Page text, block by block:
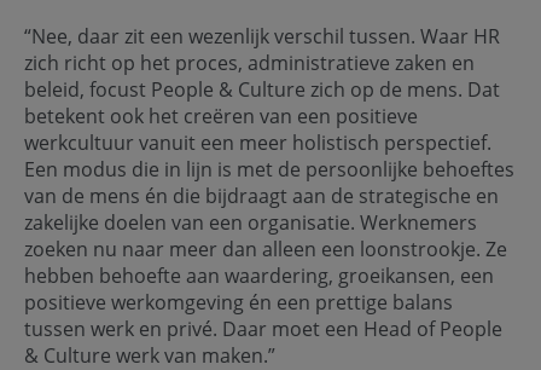
“Nee, daar zit een wezenlijk verschil tussen. Waar HR
zich richt op het proces, administratieve zaken en
beleid, focust People & Culture zich op de mens. Dat
betekent ook het creëren van een positieve
werkcultuur vanuit een meer holistisch perspectief.
Een modus die in lijn is met de persoonlijke behoeftes
van de mens én die bijdraagt aan de strategische en
zakelijke doelen van een organisatie. Werknemers
zoeken nu naar meer dan alleen een loonstrookje. Ze
hebben behoefte aan waardering, groeikansen, een
positieve werkomgeving én een prettige balans
tussen werk en privé. Daar moet een Head of People
& Culture werk van maken.”